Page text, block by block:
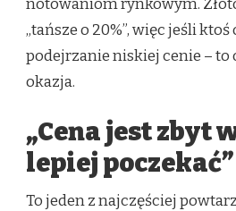
notowaniom rynkowym.
„tańsze o 20%”, więc jeśli
podejrzanie niskiej cenie – to
okazja.
„Cena jest zbyt
lepiej poczekać”
To jeden z najczęściej